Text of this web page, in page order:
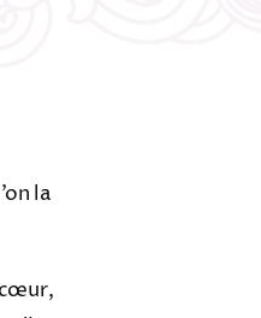
la